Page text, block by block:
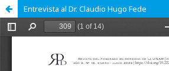
Entrevista al Dr. Claudio Hugo Fede